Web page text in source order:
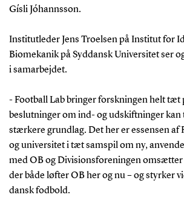
Gísli Jóhannsson.
Institutleder Jens Troelsen på Institut for
Biomekanik på Syddansk Universitet ser
i samarbejdet.
- Football Lab bringer forskningen helt tæt
beslutninger om ind- og udskiftninger
stærkere grundlag. Det her er essensen af
og universitet i tæt samspil om ny,
med OB og Divisionsforeningen
der både løfter OB her og nu – og styrker
dansk fodbold.